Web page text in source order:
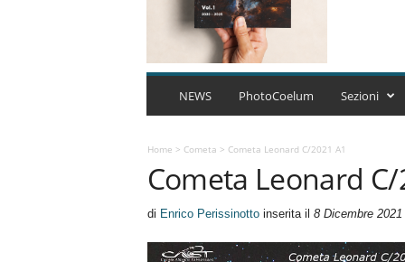
C
u
A
r
NEWS PhotoCoelum Sezioni
Home > Cometa > Cometa Leonard C/2021 A1
Cometa Leonard C/
di Enrico Perissinottoinserita il 8 Dicembre 2021